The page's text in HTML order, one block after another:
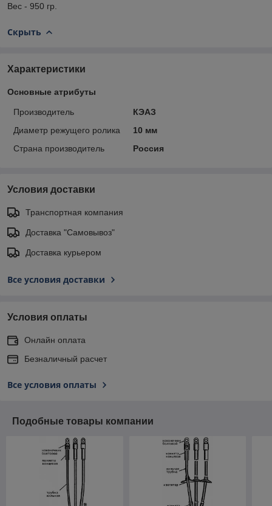
Вес - 950 гр.
Скрыть
Характеристики
Основные атрибуты
Производитель
КЭАЗ
Диаметр режущего ролика
10 мм
Страна производитель
Россия
Условия доставки
Транспортная компания
Доставка "Самовывоз"
Доставка курьером
Все условия доставки
Условия оплаты
Онлайн оплата
Безналичный расчет
Все условия оплаты
Подобные товары компании